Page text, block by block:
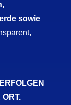
sowie
ORT.